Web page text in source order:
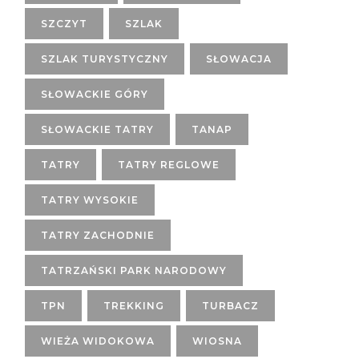
SZCZYT SZLAK
SZLAK TURYSTYCZNY SŁOWACJA
SŁOWACKIE GÓRY
SŁOWACKIE TATRY TANAP
TATRY TATRY REGLOWE
TATRY WYSOKIE
TATRY ZACHODNIE
TATRZAŃSKI PARK NARODOWY
TPN TREKKING TURBACZ
WIEŻA WIDOKOWA WIOSNA